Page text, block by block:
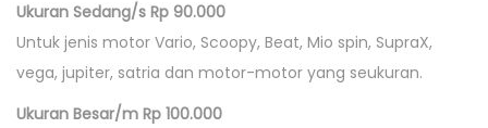
Ukuran Sedang/s Rp 90.000
Untuk jenis motor Vario, Scoopy, Beat, Mio spin, SupraX,
vega, jupiter, satria dan motor-motor yang seukuran.
Ukuran Besar/m Rp 100.000